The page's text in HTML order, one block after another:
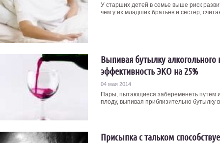
У старших детей в семье выше риск
чем у их младших братьев и сестер,
Выпивая бутылку алкогольного
эффективность ЭКО на 25%
04 мая 2014
Пары, пытающиеся забеременеть путем
плоду, выпивая приблизительно бутылку
Присыпка с тальком